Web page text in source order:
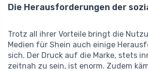
Die Herausforderungen der
Trotz all ihrer Vorteile bringt die
Medien für Shein auch einige
sich. Der Druck auf die Marke, stets
zeitnah zu sein, ist enorm. Zudem